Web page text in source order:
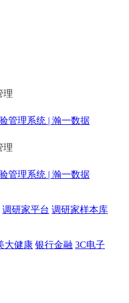
理
理
调研家平台 调研家样本库
大健康 银行金融 3C电子